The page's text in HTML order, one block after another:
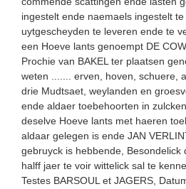
ingestelt ende naemaels ingestelt
uytgescheyden te leveren ende te
een Hoeve lants genoempt DE
Prochie van BAKEL ter plaatsen
weten ....... erven, hoven, schuere,
drie Mudtsaet, weylanden en
ende aldaer toebehoorten in
deselve Hoeve lants met haeren
aldaar gelegen is ende JAN
gebruyck is hebbende, Besondelick
halff jaer te voir wittelick sal te
Testes BARSOUL et JAGERS,